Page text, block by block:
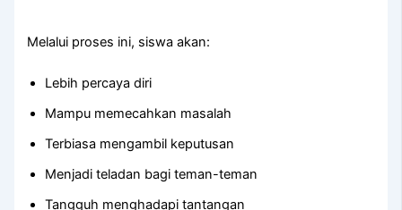
Melalui proses ini, siswa akan:
Lebih percaya diri
Mampu memecahkan masalah
Terbiasa mengambil keputusan
Menjadi teladan bagi teman-teman
Tangguh menghadapi tantangan